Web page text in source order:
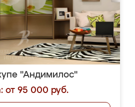
"Андимилос"
от 95 000 руб.